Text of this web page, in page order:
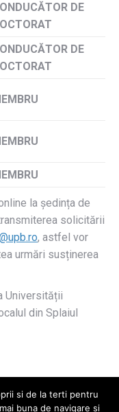
DE
DE
la ședința de
solicitării
, astfel vor
urmări susținerea
Universității
din Splaiul
si de la terti pentru
buna de navigare si